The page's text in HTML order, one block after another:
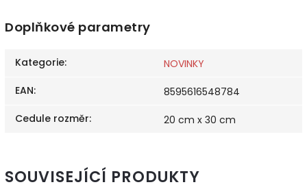
Doplňkové parametry
Kategorie:
NOVINKY
EAN:
8595616548784
Cedule rozměr: 20 cm x 30 cm
SOUVISEJÍCÍ PRODUKTY